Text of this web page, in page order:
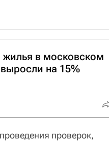
в московском
на 15%
проверок,